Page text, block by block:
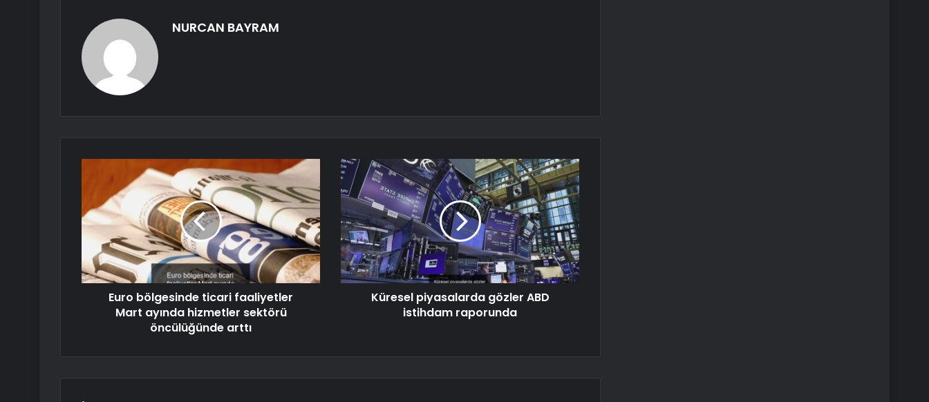
NURCAN BAYRAM
Euro bölgesinde ticari faaliyetler
Mart ayında hizmetler sektörü
öncülüğünde arttı
Küresel piyasalarda gözler ABD
istihdam raporunda